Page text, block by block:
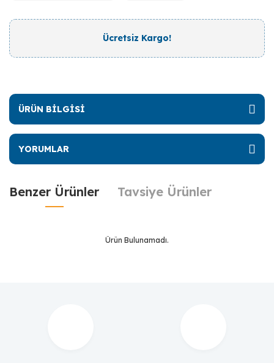
Ücretsiz Kargo!
ÜRÜN BİLGİSİ
YORUMLAR
Benzer Ürünler Tavsiye Ürünler
Ürün Bulunamadı.